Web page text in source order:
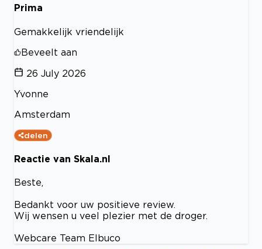
Prima
Gemakkelijk vriendelijk
Beveelt aan
26 July 2026
Yvonne
Amsterdam
delen
Reactie van Skala.nl
Beste,
Bedankt voor uw positieve review.
Wij wensen u veel plezier met de droger.
Webcare Team Elbuco